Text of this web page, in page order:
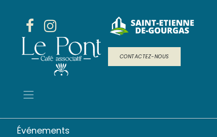
CONTACTEZ-NOUS
Événements